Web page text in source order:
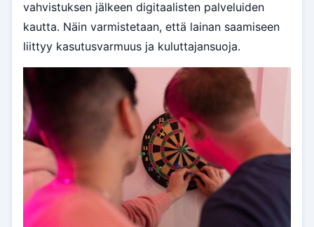
vahvistuksen jälkeen digitaalisten palveluiden
kautta. Näin varmistetaan, että lainan saamiseen
liittyy kasutusvarmuus ja kuluttajansuoja.